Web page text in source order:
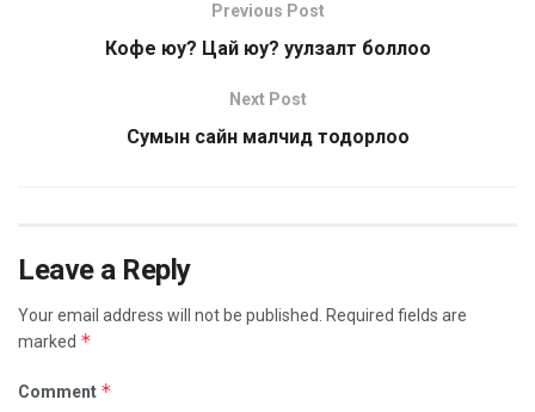
Previous Post
Кофе юу? Цай юу? уулзалт боллоо
Next Post
Сумын сайн малчид тодорлоо
Leave a Reply
Your email address will not be published.
Required fields are
marked *
Comment *